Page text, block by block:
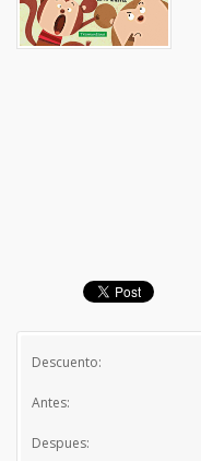
Descuento:
Antes:
Despues: